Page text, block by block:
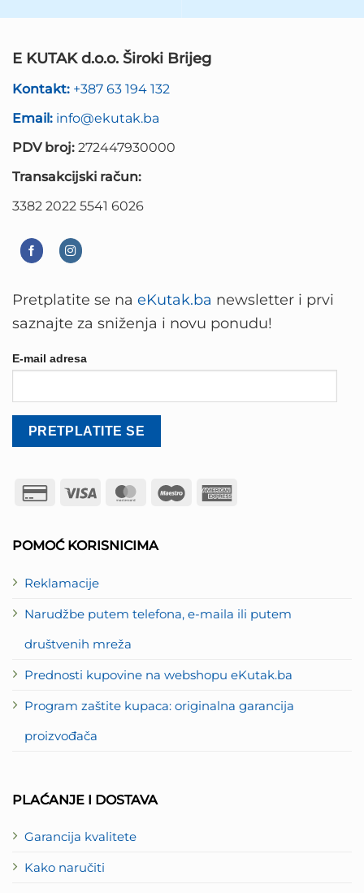
E KUTAK d.o.o. Široki Brijeg
Kontakt: +387 63 194 132
Email: info@ekutak.ba
PDV broj: 272447930000
Transakcijski račun:
3382 2022 5541 6026
POMOĆ KORISNICIMA
Reklamacije
Narudžbe putem telefona, e-maila ili putem
društvenih mreža
Prednosti kupovine na webshopu eKutak.ba
Program zaštite kupaca: originalna garancija
proizvođača
PLAĆANJE I DOSTAVA
Garancija kvalitete
Kako naručiti
Pretplatite se na eKutak.ba newsletter i prvi
saznajte za sniženja i novu ponudu!
E-mail adresa
Credit
Visa MasterCard
Maestro